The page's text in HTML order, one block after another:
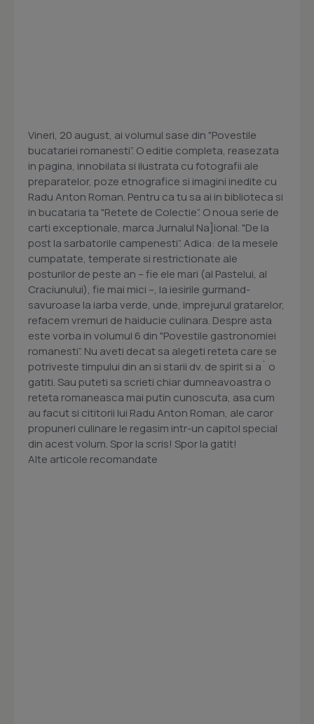
Vineri, 20 august, ai volumul sase din "Povestile
bucatariei romanesti”. O editie completa, reasezata
in pagina, innobilata si ilustrata cu fotografii ale
preparatelor, poze etnografice si imagini inedite cu
Radu Anton Roman. Pentru ca tu sa ai in biblioteca si
in bucataria ta "Retete de Colectie”. O noua serie de
carti exceptionale, marca Jurnalul Na]ional. "De la
post la sarbatorile campenesti”. Adica: de la mesele
cumpatate, temperate si restrictionate ale
posturilor de peste an – fie ele mari (al Pastelui, al
Craciunului), fie mai mici –, la iesirile gurmand-
savuroase la iarba verde, unde, imprejurul gratarelor,
refacem vremuri de haiducie culinara. Despre asta
este vorba in volumul 6 din "Povestile gastronomiei
romanesti”. Nu aveti decat sa alegeti reteta care se
potriveste timpului din an si starii dv. de spirit si a` o
gatiti. Sau puteti sa scrieti chiar dumneavoastra o
reteta romaneasca mai putin cunoscuta, asa cum
au facut si cititorii lui Radu Anton Roman, ale caror
propuneri culinare le regasim intr-un capitol special
din acest volum. Spor la scris! Spor la gatit!
Alte articole recomandate